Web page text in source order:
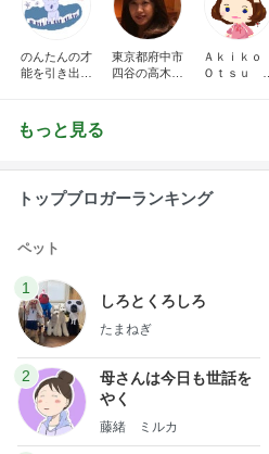
のんたんの才
能を引き出す
ハウ発信＆ア
レンジ楽譜販
東京都府中市
四谷の高木久
Ａｋｉｋｏ
Ｏｔｓｕ ピ
もっと見る
トップブロガーランキング
ペット
1
しろとくろしろ
たまねぎ
2
母さんは今日も世話を
やく
藤緒 ミルカ